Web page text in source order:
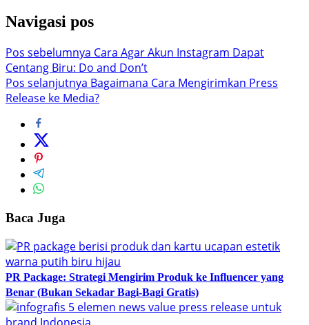
Navigasi pos
Pos sebelumnya Cara Agar Akun Instagram Dapat
Centang Biru: Do and Don’t
Pos selanjutnya Bagaimana Cara Mengirimkan Press
Release ke Media?
Baca Juga
PR Package: Strategi Mengirim Produk ke Influencer yang
Benar (Bukan Sekadar Bagi-Bagi Gratis)